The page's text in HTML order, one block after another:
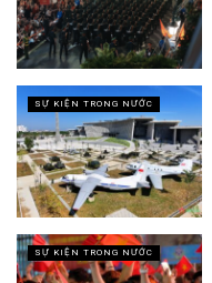
SỰ KIỆN TRONG NƯỚC
SỰ KIỆN TRONG NƯỚC